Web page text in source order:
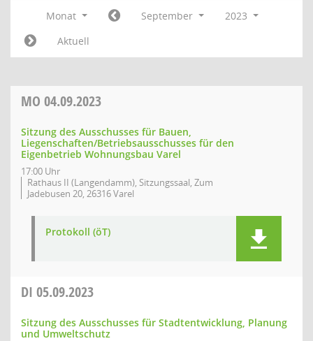
Monat September
2023
Aktuell
MO 04.09.2023
Sitzung des Ausschusses für Bauen,
Liegenschaften/Betriebsausschusses für den
Eigenbetrieb Wohnungsbau Varel
17:00 Uhr
Rathaus II (Langendamm), Sitzungssaal, Zum
Jadebusen 20, 26316 Varel
Protokoll (öT)
DI 05.09.2023
Sitzung des Ausschusses für Stadtentwicklung, Planung
und Umweltschutz